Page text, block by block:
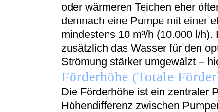
oder wärmeren Teichen eher
demnach eine Pumpe mit einer
mindestens 10 m³/h (10.000 l/
zusätzlich das Wasser für den
Strömung stärker umgewälzt –
Förderhöhe (Totale
Die Förderhöhe ist ein zentraler
Höhendifferenz zwischen